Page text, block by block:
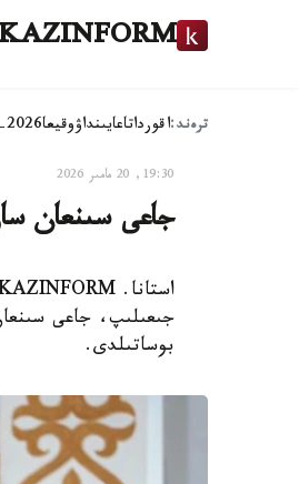
KAZINFORM
ترەند:اقورداتاعايىنداۋوقيعا2026-سايلاۋ
19:30, 20 مامىر 2026
جاعى سىنعان
جىعىلىپ، جاعى
بوساتىلدى.